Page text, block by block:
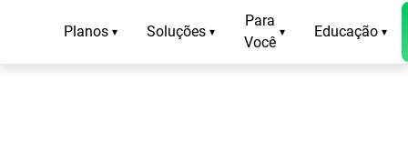
Planos ▾ Soluções ▾
Para
Você
▾ Educação ▾